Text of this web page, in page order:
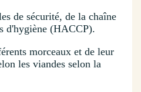
de sécurité, de la chaîne
d'hygiène (HACCP).
morceaux et de leur
les viandes selon la